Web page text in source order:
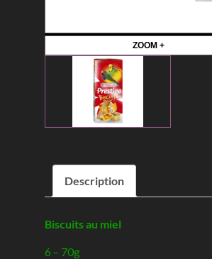
ZOOM +
Description
Biscuits au miel
6 – 70g